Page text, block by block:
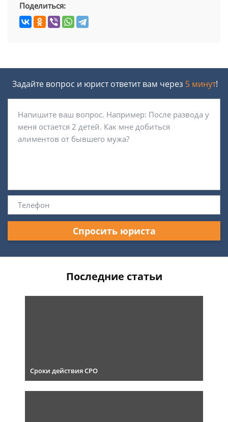
Поделиться:
Задайте вопрос и юрист ответит вам через 5 минут!
Спросить юриста
Последние статьи
Сроки действия СРО